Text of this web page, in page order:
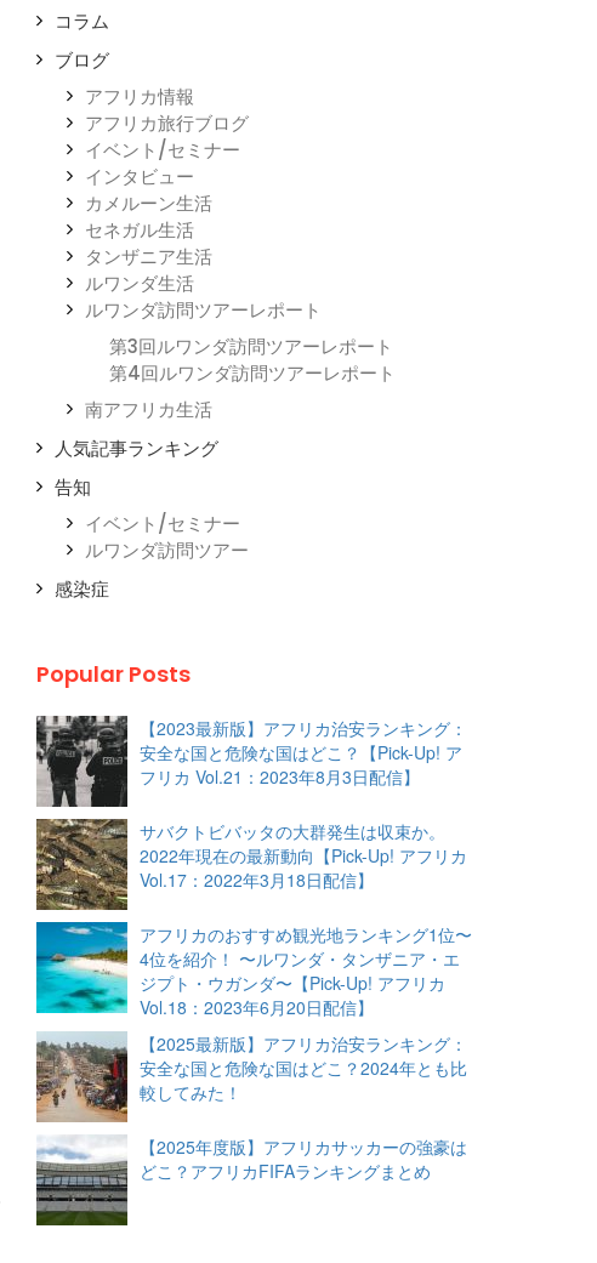
コラム
ブログ
アフリカ情報
アフリカ旅行ブログ
イベント/セミナー
インタビュー
カメルーン生活
セネガル生活
タンザニア生活
ルワンダ生活
ルワンダ訪問ツアーレポート
第3回ルワンダ訪問ツアーレポート
第4回ルワンダ訪問ツアーレポート
南アフリカ生活
人気記事ランキング
告知
イベント/セミナー
ルワンダ訪問ツアー
感染症
Popular Posts
【2023最新版】アフリカ治安ランキング：
安全な国と危険な国はどこ？【Pick-Up! ア
フリカ Vol.21：2023年8月3日配信】
サバクトビバッタの大群発生は収束か。
2022年現在の最新動向【Pick-Up! アフリカ
Vol.17：2022年3月18日配信】
アフリカのおすすめ観光地ランキング1位〜
4位を紹介！ 〜ルワンダ・タンザニア・エ
ジプト・ウガンダ〜【Pick-Up! アフリカ
Vol.18：2023年6月20日配信】
【2025最新版】アフリカ治安ランキング：
安全な国と危険な国はどこ？2024年とも比
較してみた！
【2025年度版】アフリカサッカーの強豪は
どこ？アフリカFIFAランキングまとめ